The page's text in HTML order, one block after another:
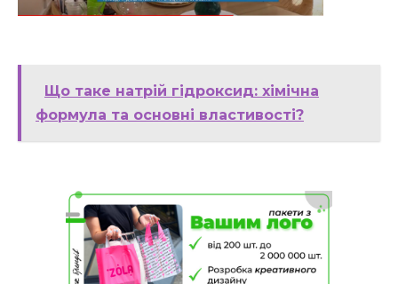
Що таке натрій гідроксид: хімічна
формула та основні властивості?